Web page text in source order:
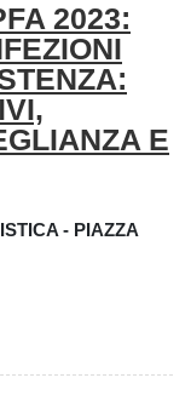
2023:
E
- PIAZZA